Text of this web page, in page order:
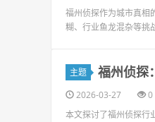
福州侦探作为城市真相
糊、行业鱼龙混杂等挑
主题 福州侦探
2026-03-27 0
本文探讨了福州侦探行